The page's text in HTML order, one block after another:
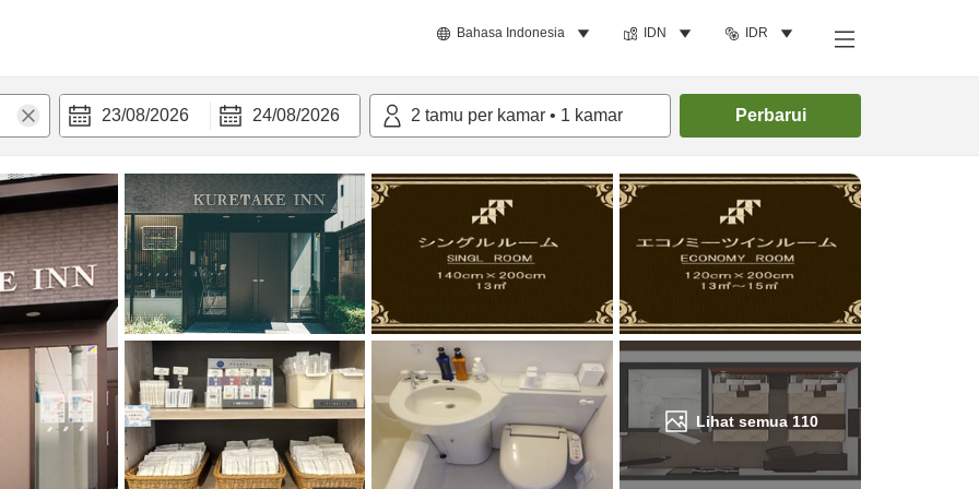
Bahasa Indonesia IDN IDR
23/08/2026 24/08/2026 2 tamu per kamar • 1 kamar Perbarui
Lihat semua 110
Cari kamar